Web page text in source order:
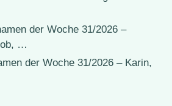
der Woche 31/2026 –
…
der Woche 31/2026 – Karin,